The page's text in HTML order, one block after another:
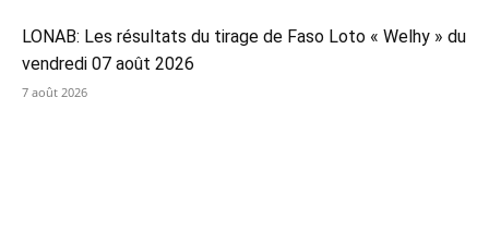
LONAB: Les résultats du tirage de Faso Loto « Welhy » du
vendredi 07 août 2026
7 août 2026